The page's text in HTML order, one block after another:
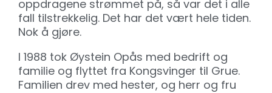
oppdragene strømmet på, så var det i alle
fall tilstrekkelig. Det har det vært hele tiden.
Nok å gjøre.
I 1988 tok Øystein Opås med bedrift og
familie og flyttet fra Kongsvinger til Grue.
Familien drev med hester, og herr og fru